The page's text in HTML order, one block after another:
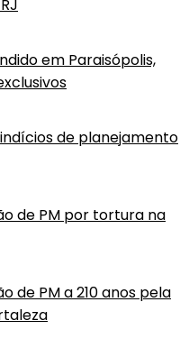
em Paraisópolis,
de planejamento
de PM por tortura na
de PM a 210 anos pela